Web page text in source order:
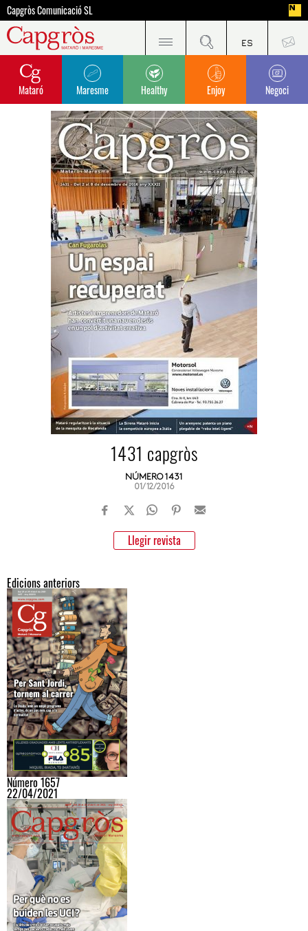
Capgròs Comunicació SL
Mataró Maresme Healthy Enjoy Negoci
1431 capgròs
NÚMERO 1431
01/12/2016
Llegir revista
Edicions anteriors
Número 1657
22/04/2021